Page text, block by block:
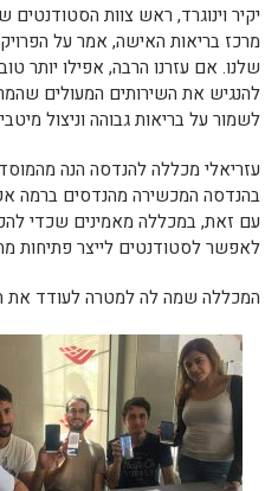
יקיר וינוגרד, ראש צוות
מרכז בריאות האישה, אמר על
שלנו. אם עזרנו הרבה, אפילו יותר
להנגיש את השירותים המעולים
לשמור על בריאות גבוהה וניצול
עזריאלי מכללה להנדסה הנה
בהנדסה המכשירה מהנדסים ברמה
עם זאת, במכללה מאמינים שכדי
לאפשר לסטודנטים לייצר פתיחות
המכללה שמה לה למטרה לעודד את